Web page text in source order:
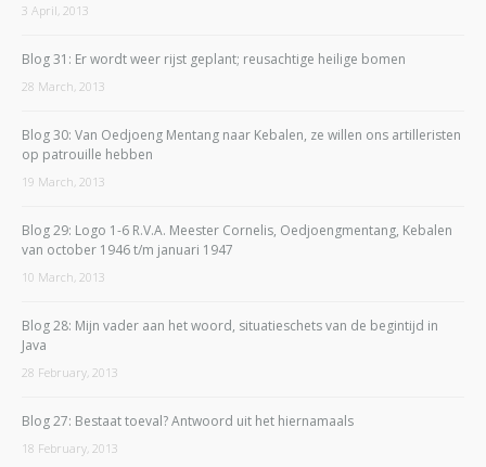
3 April, 2013
Blog 31: Er wordt weer rijst geplant; reusachtige heilige bomen
28 March, 2013
Blog 30: Van Oedjoeng Mentang naar Kebalen, ze willen ons artilleristen
op patrouille hebben
19 March, 2013
Blog 29: Logo 1-6 R.V.A. Meester Cornelis, Oedjoengmentang, Kebalen
van october 1946 t/m januari 1947
10 March, 2013
Blog 28: Mijn vader aan het woord, situatieschets van de begintijd in
Java
28 February, 2013
Blog 27: Bestaat toeval? Antwoord uit het hiernamaals
18 February, 2013